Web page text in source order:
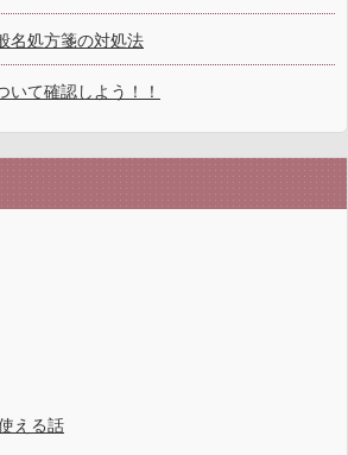
名処方箋の対処法
いて確認しよう！！
える話